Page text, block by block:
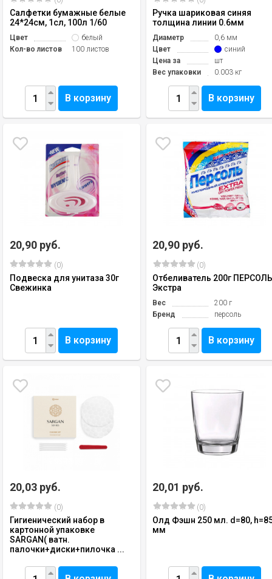
Салфетки бумажные белые
24*24см, 1сл, 100л 1/60
Цвет
белый
Кол-во листов
100 листов
В корзину
Ручка шариковая синяя
толщина линии 0.6мм
Диаметр
0,6 мм
Цвет
синий
Цена за
шт
Вес упаковки
0.003 кг
В корзину
20,90 руб.
(0)
Подвеска для унитаза 30г
Свежинка
В корзину
20,90 руб.
(0)
Отбеливатель 200г
Экстра
Вес
200 г
Бренд
персоль
В корзину
20,03 руб.
(0)
Гигиенический набор в
картонной упаковке
SARGAN( ватн.
палочки+диски+пилочка ...
20,01 руб.
(0)
Олд Фэшн 250 мл. d=80,
мм